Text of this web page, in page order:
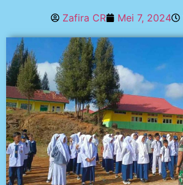
Zafira CR Mei 7, 2024